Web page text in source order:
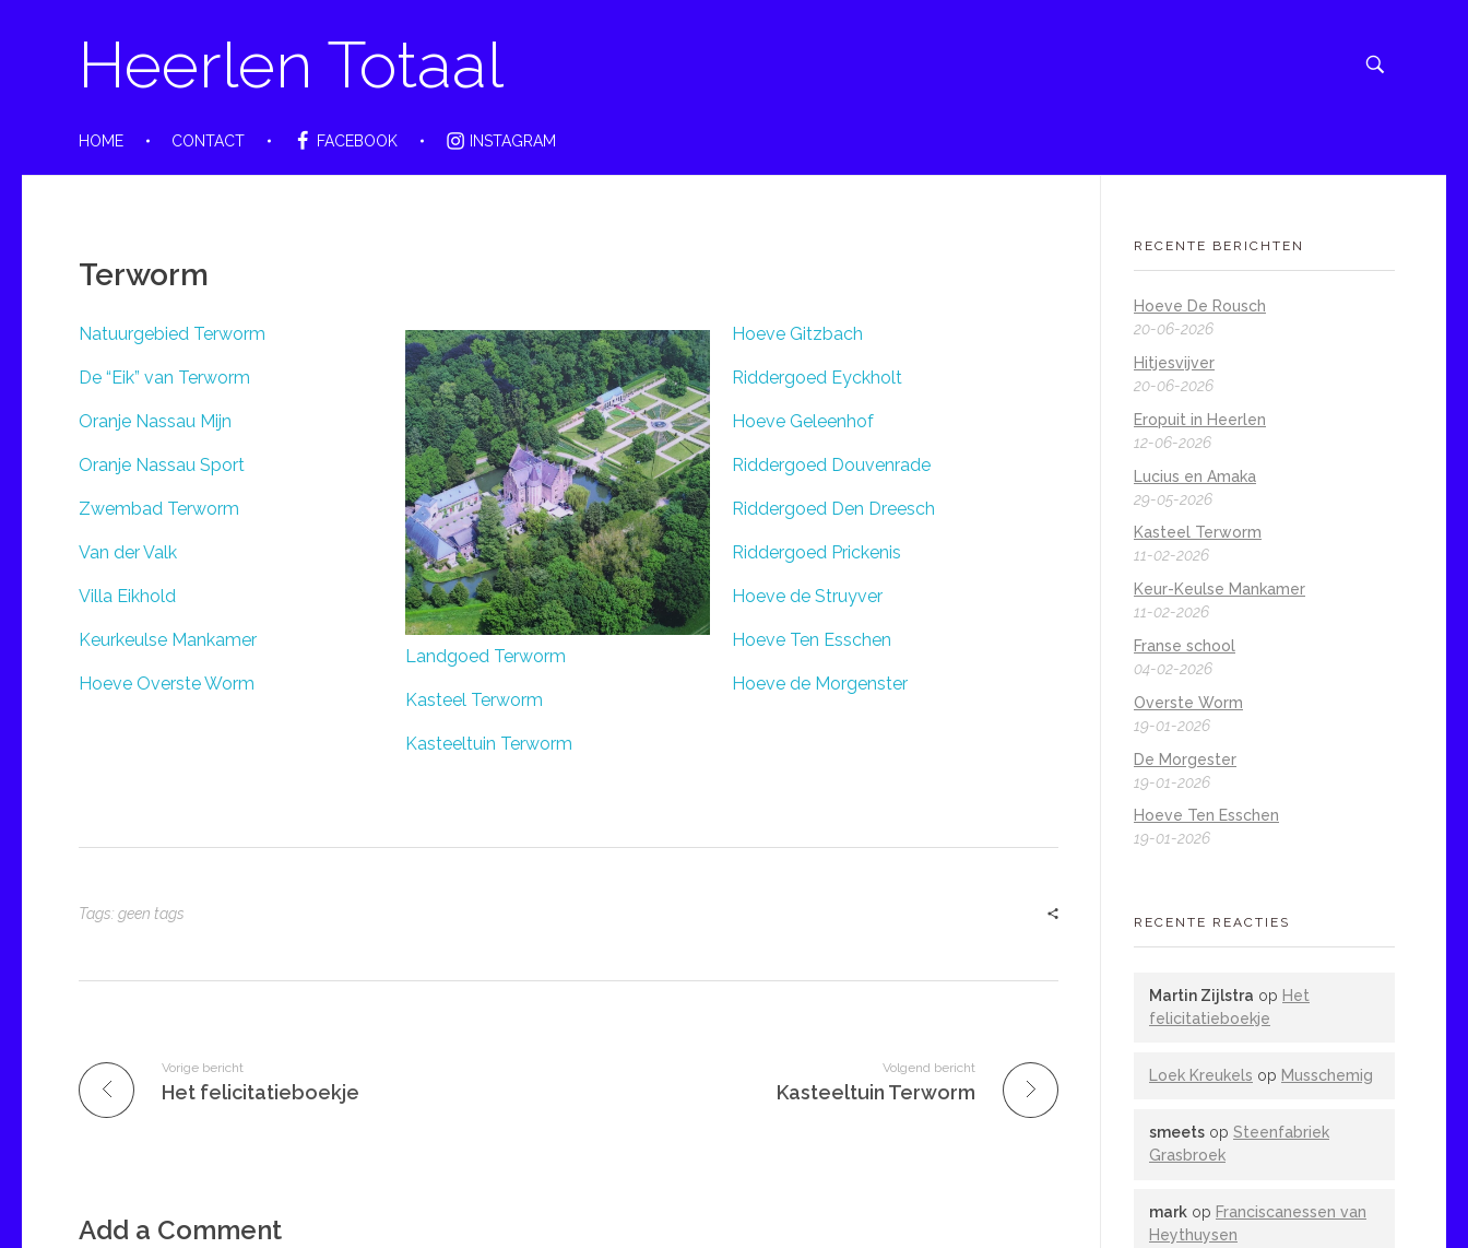
Heerlen Totaal
HOME CONTACT FACEBOOK INSTAGRAM
Terworm
Natuurgebied Terworm
De “Eik” van Terworm
Oranje Nassau Mijn
Oranje Nassau Sport
Zwembad Terworm
Van der Valk
Villa Eikhold
Keurkeulse Mankamer
Hoeve Overste Worm
Landgoed Terworm
Kasteel Terworm
Kasteeltuin Terworm
Hoeve Gitzbach
Riddergoed Eyckholt
Hoeve Geleenhof
Riddergoed Douvenrade
Riddergoed Den Dreesch
Riddergoed Prickenis
Hoeve de Struyver
Hoeve Ten Esschen
Hoeve de Morgenster
Tags: geen tags
Vorige bericht
Het felicitatieboekje
Volgend bericht
Kasteeltuin Terworm
Add a Comment
RECENTE BERICHTEN
Hoeve De Rousch
20-06-2026
Hitjesvijver
20-06-2026
Eropuit in Heerlen
12-06-2026
Lucius en Amaka
29-05-2026
Kasteel Terworm
11-02-2026
Keur-Keulse Mankamer
11-02-2026
Franse school
04-02-2026
Overste Worm
19-01-2026
De Morgester
19-01-2026
Hoeve Ten Esschen
19-01-2026
RECENTE REACTIES
Martin Zijlstra op Het
felicitatieboekje
Loek Kreukels op Musschemig
smeets op Steenfabriek
Grasbroek
mark op Franciscanessen van
Heythuysen